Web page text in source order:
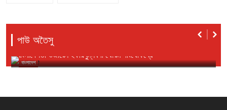
পাউ অতৈসু
মণিপুরী মিরর
বাংলাদেশতা ওজারেন ইকায়খুম্নবগী থৌরম পাংথোকখ্রে
বাংলাদেশ